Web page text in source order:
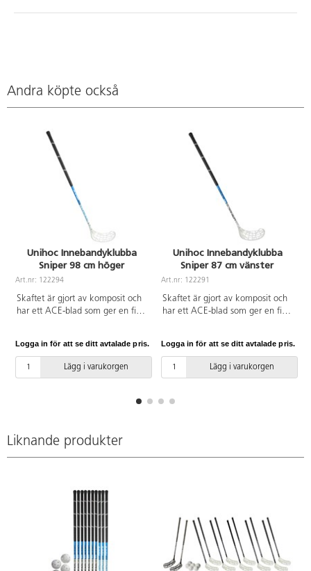
Andra köpte också
Unihoc Innebandyklubba
Sniper 98 cm höger
Art.nr: 122294
Skaftet är gjort av komposit och
har ett ACE-blad som ger en fin
godkänd.
Logga in för att se ditt avtalade pris.
Lägg i varukorgen
Unihoc Innebandyklubba
Sniper 87 cm vänster
Art.nr: 122291
Skaftet är gjort av komposit och
har ett ACE-blad som ger en fin
godkänd.
Logga in för att se ditt avtalade pris.
Lägg i varukorgen
Liknande produkter